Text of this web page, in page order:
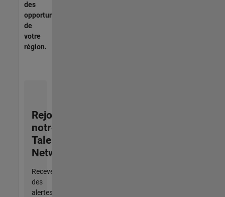
des
opportunités
de
votre
région.
Rejoignez
notre
Talent
Network
Recevez
des
alertes